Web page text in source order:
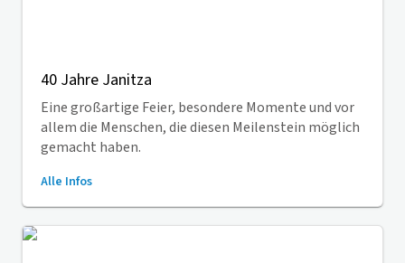
40 Jahre Janitza
Eine großartige Feier, besondere Momente und vor
allem die Menschen, die diesen Meilenstein möglich
gemacht haben.
Alle Infos